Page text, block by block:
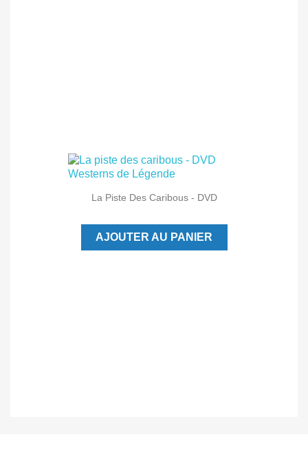
La Piste Des Caribous - DVD
AJOUTER AU PANIER